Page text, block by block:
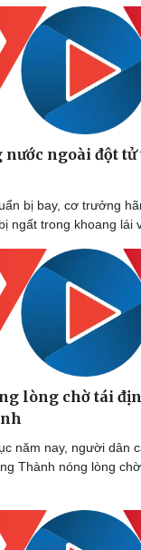
Công
Sành
Tin
Trải
ngoài đột tử
bị bay, cơ trưởng
ngất trong khoang lái
lòng chờ tái
năm nay, người dân
Thành nóng lòng